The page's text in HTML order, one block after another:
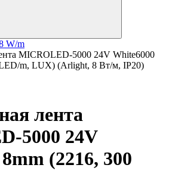
W/m
MICROLED-5000 24V White6000
m, LUX) (Arlight, 8 Вт/м, IP20)
лента
5000 24V
(2216, 300